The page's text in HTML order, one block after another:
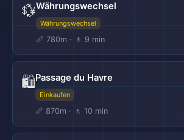
💱Währungswechsel
Währungswechsel
📏 780m · 🚶 9 min
🛍️Passage du Havre
Einkaufen
📏 870m · 🚶 10 min